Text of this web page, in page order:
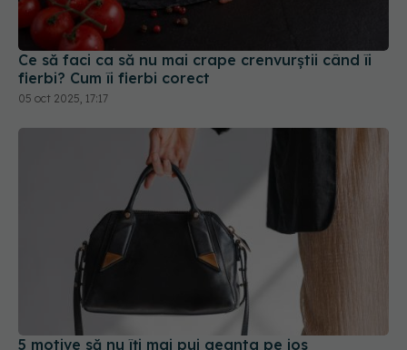
05 oct 2025, 17:17
5 motive să nu îți mai pui geanta pe jos
04 feb 2026, 19:19